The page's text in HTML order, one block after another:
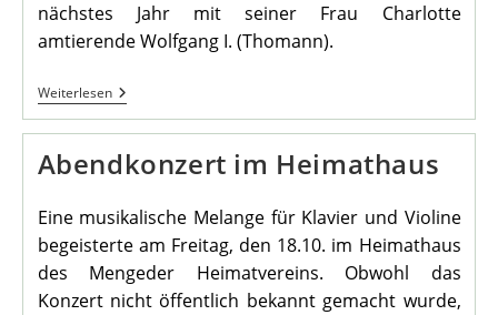
nächstes Jahr mit seiner Frau Charlotte
amtierende Wolfgang I. (Thomann).
WeiterlesenSchützenausstellung
Abendkonzert im Heimathaus
Eine musikalische Melange für Klavier und Violine
begeisterte am Freitag, den 18.10. im Heimathaus
des Mengeder Heimatvereins. Obwohl das
Konzert nicht öffentlich bekannt gemacht wurde,